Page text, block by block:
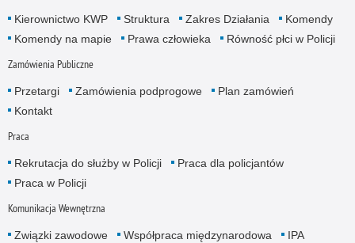
Kierownictwo KWP Struktura Zakres Działania
Komendy
Komendy na mapie
Prawa człowieka Równość płci w Policji
Zamówienia Publiczne
Przetargi Zamówienia podprogowe
Plan zamówień
Kontakt
Praca
Rekrutacja do służby w Policji
Praca dla policjantów
Praca w Policji
Komunikacja Wewnętrzna
Związki zawodowe Współpraca międzynarodowa
IPA